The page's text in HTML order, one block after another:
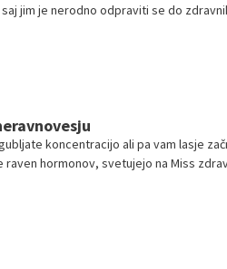
jim je nerodno odpraviti se do
koncentracijo ali pa vam lasje
hormonov, svetujejo na Miss